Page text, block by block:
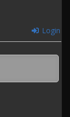
Login